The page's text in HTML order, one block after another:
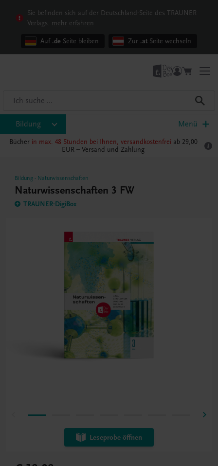
Sie befinden sich auf der Deutschland-Seite des TRAUNER
Verlags. mehr erfahren
Auf .de Seite bleiben Zur .at Seite wechseln
Bildung Menü
Bücher in max. 48 Stunden bei Ihnen, versandkostenfrei ab 29,00
EUR – Versand und Zahlung
Bildung - Naturwissenschaften
Naturwissenschaften 3 FW
TRAUNER-DigiBox
Leseprobe öffnen